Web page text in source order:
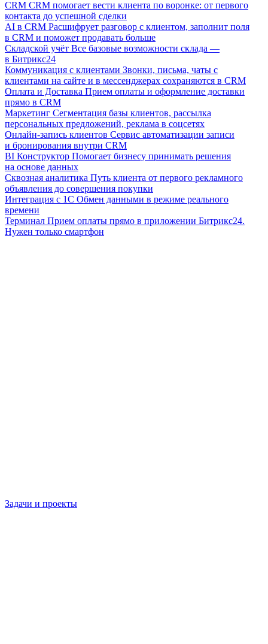
CRM CRM помогает вести клиента по воронке: от первого
контакта до успешной сделки
AI в CRM Расшифрует разговор с клиентом, заполнит поля
в CRM и поможет продавать больше
Складской учёт Все базовые возможности склада —
в Битрикс24
Коммуникация с клиентами Звонки, письма, чаты с
клиентами на сайте и в мессенджерах сохраняются в CRM
Оплата и Доставка Прием оплаты и оформление доставки
прямо в CRM
Маркетинг Сегментация базы клиентов, рассылка
персональных предложений, реклама в соцсетях
Онлайн-запись клиентов Сервис автоматизации записи
и бронирования внутри CRM
BI Конструктор Помогает бизнесу принимать решения
на основе данных
Сквозная аналитика Путь клиента от первого рекламного
объявления до совершения покупки
Интеграция с 1С Обмен данными в режиме реального
времени
Терминал Прием оплаты прямо в приложении Битрикс24.
Нужен только смартфон
Задачи и проекты